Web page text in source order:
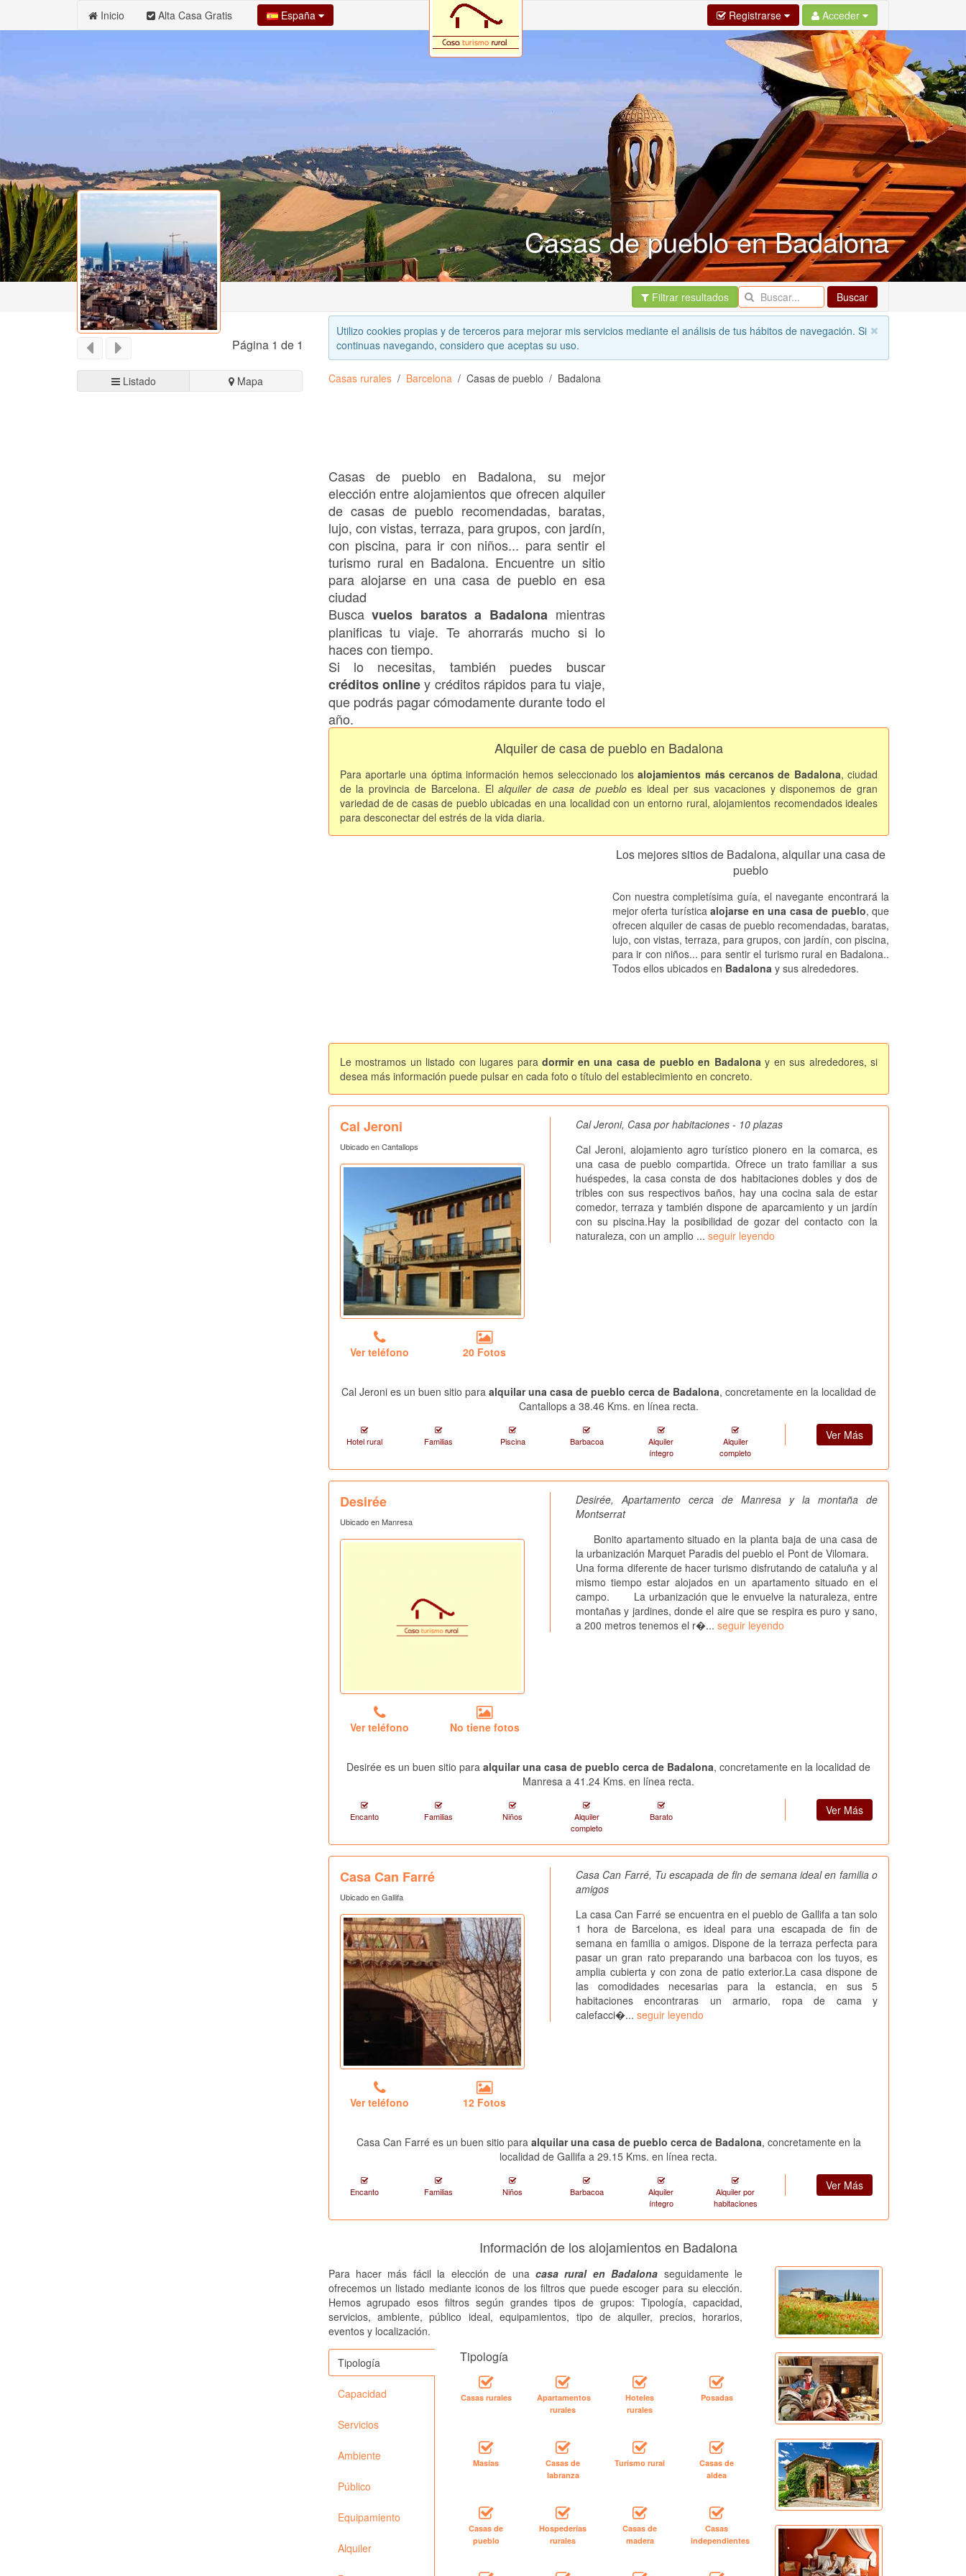
Inicio Alta Casa Gratis España Registrarse Acceder
Casas de pueblo en Badalona
Filtrar resultados Buscar
Página 1 de 1
Listado Mapa
Utilizo cookies propias y de terceros para mejorar mis servicios mediante el análisis de tus hábitos de navegación. Si
continuas navegando, considero que aceptas su uso.
Casas rurales Barcelona Casas de pueblo Badalona
Casas de pueblo en Badalona, su mejor
elección entre alojamientos que ofrecen alquiler
de casas de pueblo recomendadas, baratas,
lujo, con vistas, terraza, para grupos, con jardín,
con piscina, para ir con niños... para sentir el
turismo rural en Badalona. Encuentre un sitio
para alojarse en una casa de pueblo en esa
ciudad
Buscavuelos baratos a Badalona mientras
planificas tu viaje. Te ahorrarás mucho si lo
haces con tiempo.
Si lo necesitas, también puedes buscar
créditos onliney créditos rápidos para tu viaje,
que podrás pagar cómodamente durante todo el
año.
Alquiler de casa de pueblo en Badalona
Para aportarle una óptima información hemos seleccionado losalojamientos más cercanos de Badalona, ciudad
de la provincia de Barcelona. Elalquiler de casa de puebloes ideal per sus vacaciones y disponemos de gran
variedad de de casas de pueblo ubicadas en una localidad con un entorno rural, alojamientos recomendados ideales
para desconectar del estrés de la vida diaria.
Los mejores sitios de Badalona, alquilar una casa de
pueblo
Con nuestra completísima guía, el navegante encontrará la
mejor oferta turísticaalojarse en una casa de pueblo, que
ofrecen alquiler de casas de pueblo recomendadas, baratas,
lujo, con vistas, terraza, para grupos, con jardín, con piscina,
para ir con niños... para sentir el turismo rural en Badalona..
Todos ellos ubicados en Badalonay sus alrededores.
Le mostramos un listado con lugares para dormir en una casa de pueblo en Badalonay en sus alrededores, si
desea más información puede pulsar en cada foto o título del establecimiento en concreto.
Cal Jeroni
Ubicado en Cantallops
Ver teléfono 20 Fotos
Cal Jeroni, Casa por habitaciones - 10 plazas
Cal Jeroni, alojamiento agro turístico pionero en la comarca, es
una casa de pueblo compartida. Ofrece un trato familiar a sus
huéspedes, la casa consta de dos habitaciones dobles y dos de
tribles con sus respectivos baños, hay una cocina sala de estar
comedor, terraza y también dispone de aparcamiento y un jardín
con su piscina.Hay la posibilidad de gozar del contacto con la
naturaleza, con un amplio ... seguir leyendo
Cal Jeroni es un buen sitio para alquilar una casa de pueblo cerca de Badalona, concretamente en la localidad de
Cantallops a 38.46 Kms. en línea recta.
Hotel rural Familias Piscina Barbacoa
Alquiler
íntegro
Alquiler
completo
Ver Más
Desirée
Ubicado en Manresa
Ver teléfono No tiene fotos
Desirée, Apartamento cerca de Manresa y la montaña de
Montserrat
Bonito apartamento situado en la planta baja de una casa de
la urbanización Marquet Paradis del pueblo el Pont de Vilomara.
Una forma diferente de hacer turismo disfrutando de cataluña y al
mismo tiempo estar alojados en un apartamento situado en el
campo. La urbanización que le envuelve la naturaleza, entre
montañas y jardines, donde el aire que se respira es puro y sano,
a 200 metros tenemos el r�... seguir leyendo
Desirée es un buen sitio paraalquilar una casa de pueblo cerca de Badalona, concretamente en la localidad de
Manresa a 41.24 Kms. en línea recta.
Encanto Familias Niños
Alquiler
completo
Barato Ver Más
Casa Can Farré
Ubicado en Gallifa
Ver teléfono 12 Fotos
Casa Can Farré, Tu escapada de fin de semana ideal en familia o
amigos
La casa Can Farré se encuentra en el pueblo de Gallifa a tan solo
1 hora de Barcelona, es ideal para una escapada de fin de
semana en familia o amigos. Dispone de la terraza perfecta para
pasar un gran rato preparando una barbacoa con los tuyos, es
amplia cubierta y con zona de patio exterior.La casa dispone de
las comodidades necesarias para la estancia, en sus 5
habitaciones encontraras un armario, ropa de cama y
calefacci�... seguir leyendo
Casa Can Farré es un buen sitio para alquilar una casa de pueblo cerca de Badalona, concretamente en la
localidad de Gallifa a 29.15 Kms. en línea recta.
Encanto Familias Niños Barbacoa
Alquiler
íntegro
Alquiler por
habitaciones
Ver Más
Información de los alojamientos en Badalona
Para hacer más fácil la elección de una casa rural en Badalona seguidamente le
ofrecemos un listado mediante iconos de los filtros que puede escoger para su elección.
Hemos agrupado esos filtros según grandes tipos de grupos: Tipología, capacidad,
servicios, ambiente, público ideal, equipamientos, tipo de alquiler, precios, horarios,
eventos y localización.
Tipología
Capacidad
Servicios
Ambiente
Público
Equipamiento
Alquiler
Tipología
Casas rurales
Apartamentos
rurales
Hoteles
rurales
Posadas
Masías
Casas de
labranza
Turismo rural
Casas de
aldea
Casas de
pueblo
Hospederías
rurales
Casas de
madera
Casas
independientes